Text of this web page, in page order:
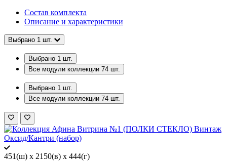
Состав комплекта
Описание и характеристики
Выбрано 1 шт.
Выбрано 1 шт.
Все модули коллекции 74 шт.
Выбрано 1 шт.
Все модули коллекции 74 шт.
451(ш) x 2150(в) x 444(г)